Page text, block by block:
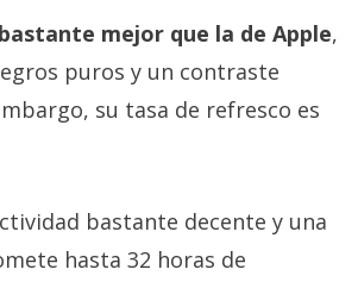
mejor que la de Apple,
puros y un contraste
su tasa de refresco es
bastante decente y una
hasta 32 horas de